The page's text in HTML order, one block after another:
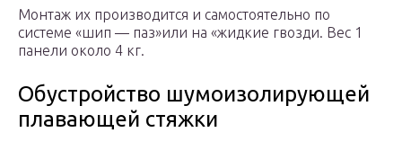
Монтаж их производится и самостоятельно по
системе «шип — паз»или на «жидкие гвозди. Вес 1
панели около 4 кг.
Обустройство шумоизолирующей
плавающей стяжки